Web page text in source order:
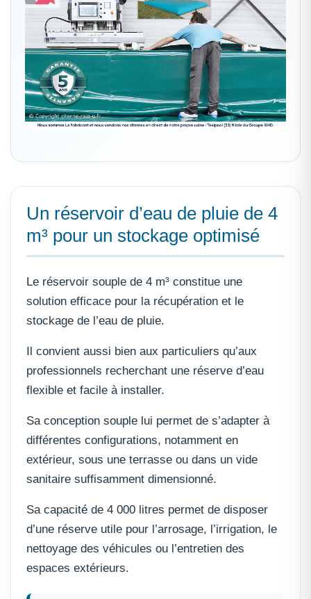
Un réservoir d’eau de pluie de 4
m³ pour un stockage optimisé
Le réservoir souple de 4 m³ constitue une
solution efficace pour la récupération et le
stockage de l’eau de pluie.
Il convient aussi bien aux particuliers qu’aux
professionnels recherchant une réserve d’eau
flexible et facile à installer.
Sa conception souple lui permet de s’adapter à
différentes configurations, notamment en
extérieur, sous une terrasse ou dans un vide
sanitaire suffisamment dimensionné.
Sa capacité de 4 000 litres permet de disposer
d’une réserve utile pour l’arrosage, l’irrigation, le
nettoyage des véhicules ou l’entretien des
espaces extérieurs.